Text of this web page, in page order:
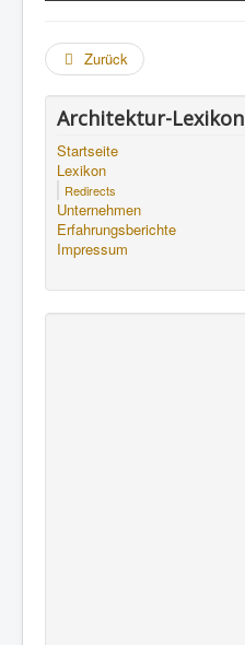
Zurück
Architektur-Lexikon
Startseite
Lexikon
Redirects
Unternehmen
Erfahrungsberichte
Impressum